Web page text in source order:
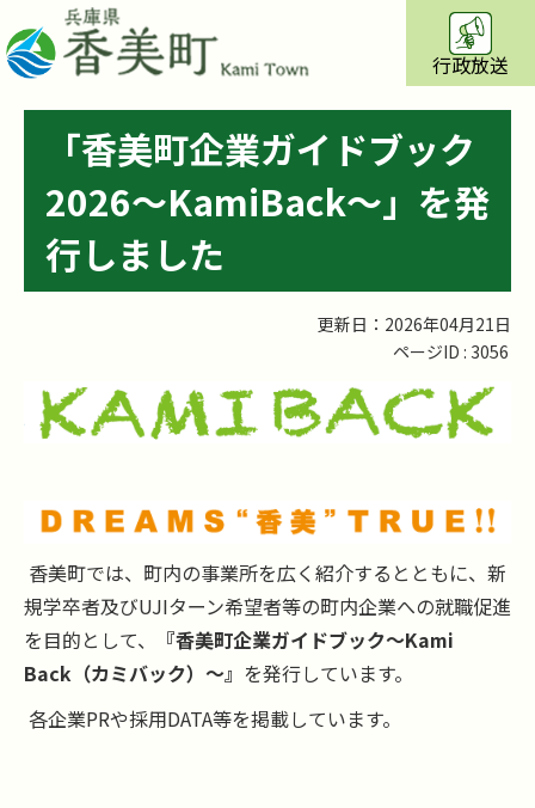
行政放送
「香美町企業ガイドブック
2026～KamiBack～」を発
行しました
更新日：2026年04月21日
ページID : 3056
香美町では、町内の事業所を広く紹介するとともに、新
規学卒者及びUJIターン希望者等の町内企業への就職促進
を目的として、
『香美町企業ガイドブック～Kami
Back（カミバック）～』 を発行しています。
各企業PRや採用DATA等を掲載しています。